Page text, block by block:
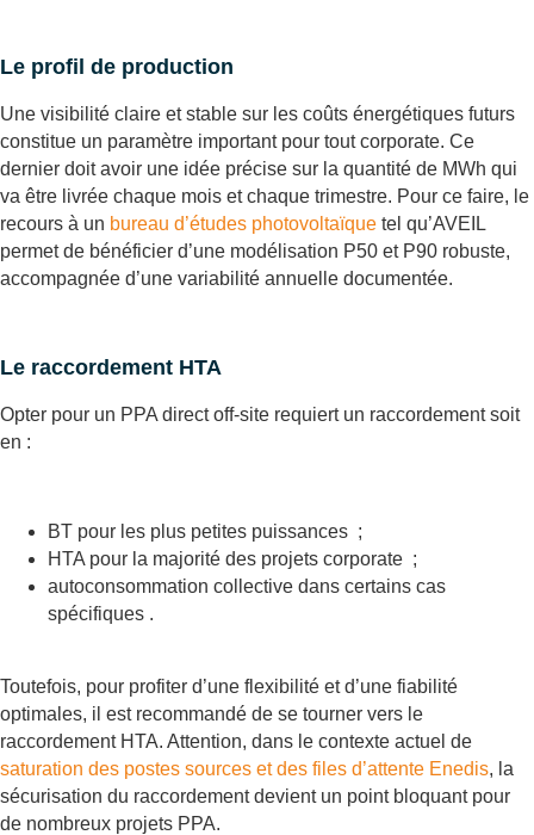
Le profil de production
Une visibilité claire et stable sur les coûts énergétiques futurs
constitue un paramètre important pour tout corporate. Ce
dernier doit avoir une idée précise sur la quantité de MWh qui
va être livrée chaque mois et chaque trimestre. Pour ce faire, le
recours à un bureau d’études photovoltaïque tel qu’AVEIL
permet de bénéficier d’une modélisation P50 et P90 robuste,
accompagnée d’une variabilité annuelle documentée.
Le raccordement HTA
Opter pour un PPA direct off-site requiert un raccordement soit
en :
BT pour les plus petites puissances ;
HTA pour la majorité des projets corporate ;
autoconsommation collective dans certains cas
spécifiques .
Toutefois, pour profiter d’une flexibilité et d’une fiabilité
optimales, il est recommandé de se tourner vers le
raccordement HTA. Attention, dans le contexte actuel de
saturation des postes sources et des files d’attente Enedis, la
sécurisation du raccordement devient un point bloquant pour
de nombreux projets PPA.